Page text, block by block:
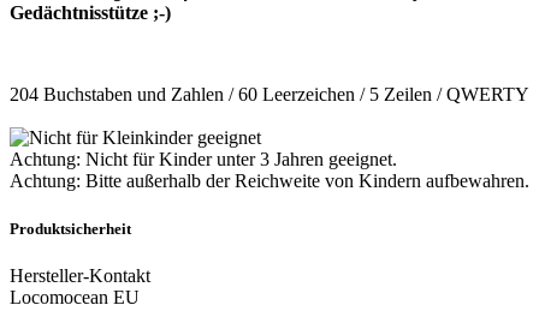
Gedächtnisstütze ;-)
204 Buchstaben und Zahlen / 60 Leerzeichen / 5 Zeilen / QWERTY
Achtung: Nicht für Kinder unter 3 Jahren geeignet.
Achtung: Bitte außerhalb der Reichweite von Kindern aufbewahren.
Produktsicherheit
Hersteller-Kontakt
Locomocean EU